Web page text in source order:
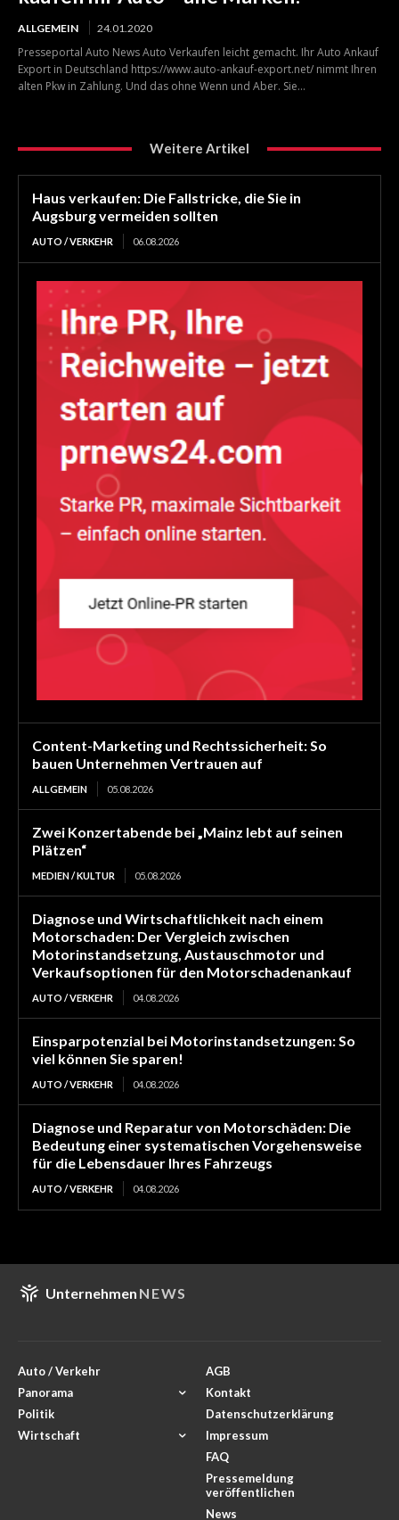
ALLGEMEIN 24.01.2020
Presseportal Auto News Auto Verkaufen leicht gemacht. Ihr Auto Ankauf
Export in Deutschland https://www.auto-ankauf-export.net/ nimmt Ihren
alten Pkw in Zahlung. Und das ohne Wenn und Aber. Sie...
Weitere Artikel
Haus verkaufen: Die Fallstricke, die Sie in
Augsburg vermeiden sollten
AUTO / VERKEHR 06.08.2026
Content-Marketing und Rechtssicherheit: So
bauen Unternehmen Vertrauen auf
ALLGEMEIN 05.08.2026
Zwei Konzertabende bei „Mainz lebt auf seinen
Plätzen“
MEDIEN / KULTUR 05.08.2026
Diagnose und Wirtschaftlichkeit nach einem
Motorschaden: Der Vergleich zwischen
Motorinstandsetzung, Austauschmotor und
Verkaufsoptionen für den Motorschadenankauf
AUTO / VERKEHR 04.08.2026
Einsparpotenzial bei Motorinstandsetzungen: So
viel können Sie sparen!
AUTO / VERKEHR 04.08.2026
Diagnose und Reparatur von Motorschäden: Die
Bedeutung einer systematischen Vorgehensweise
für die Lebensdauer Ihres Fahrzeugs
AUTO / VERKEHR 04.08.2026
Unternehmen NEWS
Auto / Verkehr
Panorama
Politik
Wirtschaft
AGB
Kontakt
Datenschutzerklärung
Impressum
FAQ
Pressemeldung
veröffentlichen
News